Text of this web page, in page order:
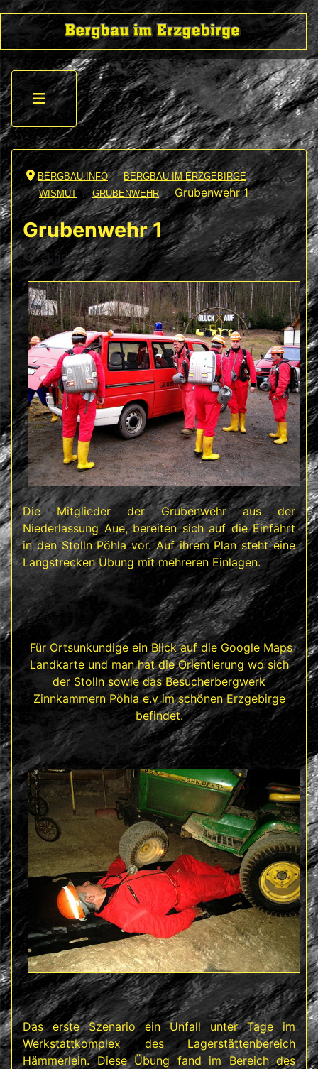
BERGBAU.INFO
BERGBAU IM ERZGEBIRGE
WISMUT
GRUBENWEHR Grubenwehr 1
Grubenwehr 1
DetailsZugriffe: 8998
Die Mitglieder der Grubenwehr aus der
Niederlassung Aue, bereiten sich auf die Einfahrt
in den Stolln Pöhla vor. Auf ihrem Plan steht eine
Langstrecken Übung mit mehreren Einlagen.
Für Ortsunkundige ein Blick auf die Google Maps
Landkarte und man hat die Orientierung wo sich
der Stolln sowie das Besucherbergwerk
Zinnkammern Pöhla e.v im schönen Erzgebirge
befindet.
Das erste Szenario ein Unfall unter Tage im
Werkstattkomplex des Lagerstättenbereich
Hämmerlein. Diese Übung fand im Bereich des